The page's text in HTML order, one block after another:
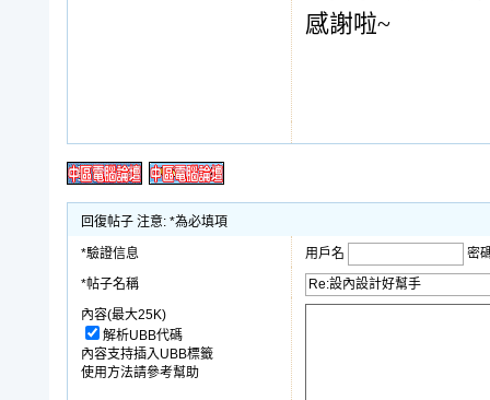
感謝啦~
回復帖子 注意: *為必填項
*驗證信息 用戶名
密
*帖子名稱
內容(最大25K)
解析UBB代碼
內容支持插入UBB標籤
使用方法請參考幫助